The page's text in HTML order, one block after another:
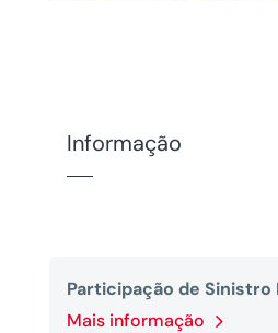
Informação
Participação de Sinistro
Mais informação